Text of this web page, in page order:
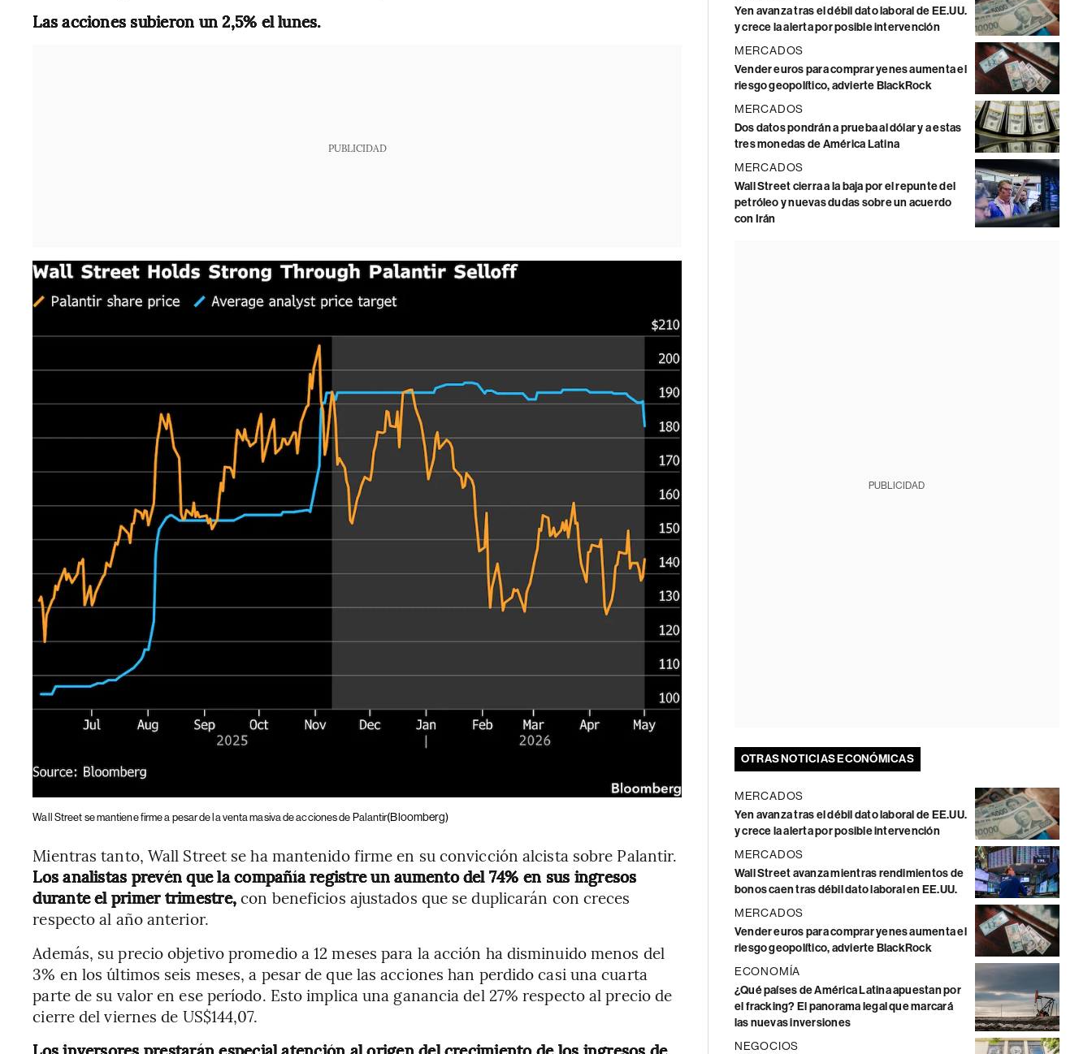
Las acciones subieron un 2,5% el lunes.
PUBLICIDAD
Wall Street se mantiene firme a pesar de la venta masiva de acciones de Palantir(Bloomberg)
Mientras tanto, Wall Street se ha mantenido firme en su convicción alcista sobre Palantir.
Los analistas prevén que la compañía registre un aumento del 74% en sus ingresos
durante el primer trimestre,con beneficios ajustados que se duplicarán con creces
respecto al año anterior.
Además, su precio objetivo promedio a 12 meses para la acción ha disminuido menos del
3% en los últimos seis meses, a pesar de que las acciones han perdido casi una cuarta
parte de su valor en ese período. Esto implica una ganancia del 27% respecto al precio de
cierre del viernes de US$144,07.
Yen avanza tras el débil dato laboral de EE.UU.
y crece la alerta por posible intervención
MERCADOS
Vender euros para comprar yenes aumenta el
riesgo geopolítico, advierte BlackRock
MERCADOS
Dos datos pondrán a prueba al dólar y a estas
tres monedas de América Latina
MERCADOS
Wall Street cierra a la baja por el repunte del
petróleo y nuevas dudas sobre un acuerdo
con Irán
PUBLICIDAD
OTRAS NOTICIAS ECONÓMICAS
MERCADOS
Yen avanza tras el débil dato laboral de EE.UU.
y crece la alerta por posible intervención
MERCADOS
Wall Street avanza mientras rendimientos de
bonos caen tras débil dato laboral en EE.UU.
MERCADOS
Vender euros para comprar yenes aumenta el
riesgo geopolítico, advierte BlackRock
ECONOMÍA
¿Qué países de América Latina apuestan por
el fracking? El panorama legal que marcará
las nuevas inversiones
NEGOCIOS